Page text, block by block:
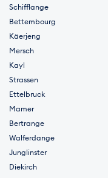
Schifflange
Bettembourg
Käerjeng
Mersch
Kayl
Strassen
Ettelbruck
Mamer
Bertrange
Walferdange
Junglinster
Diekirch